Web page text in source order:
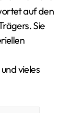
auf den
Sie
vieles